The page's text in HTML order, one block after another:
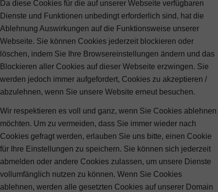
Da diese Cookies für die auf unserer Webseite verfügbaren
Dienste und Funktionen unbedingt erforderlich sind, hat die
Ablehnung Auswirkungen auf die Funktionsweise unserer
Webseite. Sie können Cookies jederzeit blockieren oder
löschen, indem Sie Ihre Browsereinstellungen ändern und das
Blockieren aller Cookies auf dieser Webseite erzwingen. Sie
werden jedoch immer aufgefordert, Cookies zu akzeptieren /
abzulehnen, wenn Sie unsere Website erneut besuchen.
Wir respektieren es voll und ganz, wenn Sie Cookies ablehnen
möchten. Um zu vermeiden, dass Sie immer wieder nach
Cookies gefragt werden, erlauben Sie uns bitte, einen Cookie
für Ihre Einstellungen zu speichern. Sie können sich jederzeit
abmelden oder andere Cookies zulassen, um unsere Dienste
vollumfänglich nutzen zu können. Wenn Sie Cookies
ablehnen, werden alle gesetzten Cookies auf unserer Domain